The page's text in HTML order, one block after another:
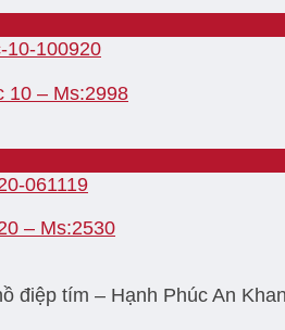
10 – Ms:2998
– Ms:2530
điệp tím – Hạnh Phúc An